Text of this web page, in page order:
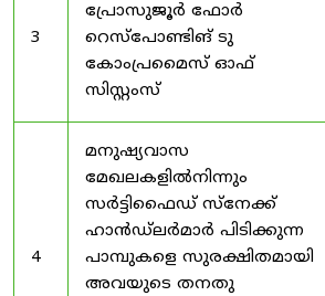
3
പ്രോസുജൂർ ഫോർ
റെസ്‌പോണ്ടിങ് ടു
കോംപ്രമൈസ് ഓഫ്
സിസ്റ്റംസ്
4
മനുഷ്യവാസ
മേഖലകളിൽനിന്നും
സർട്ടിഫൈഡ് സ്നേക്ക്
ഹാൻഡ്‌ലർമാർ പിടിക്കുന്ന
പാമ്പുകളെ സുരക്ഷിതമായി
അവയുടെ തനതു